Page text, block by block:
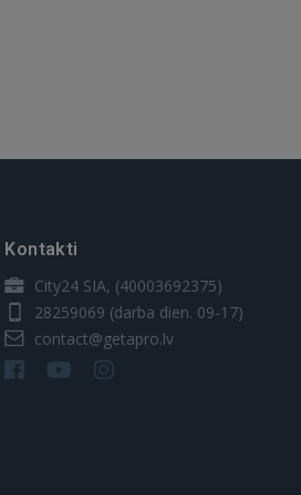
Kontakti
City24 SIA, (40003692375)
28259069 (darba dien. 09-17)
contact@getapro.lv